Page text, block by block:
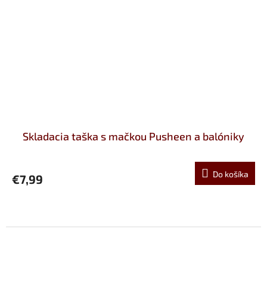
Skladacia taška s mačkou Pusheen a balóniky
€7,99 Do košíka